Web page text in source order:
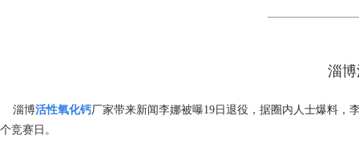
淄
淄博活性氧化钙厂家带来新闻李娜被曝19日退役，据圈内人士爆料，
个竞赛日。